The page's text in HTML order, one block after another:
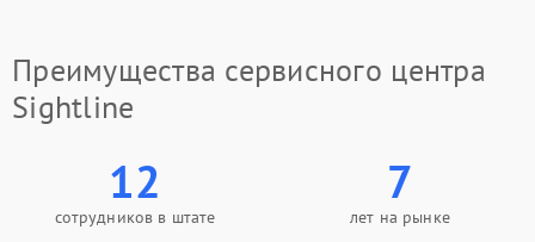
Преимущества сервисного центра
Sightline
12
сотрудников в штате
7
лет на рынке